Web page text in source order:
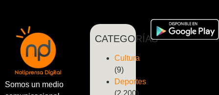
Somos un medio
CATEGORÍAS
Cultura
(9)
Deportes